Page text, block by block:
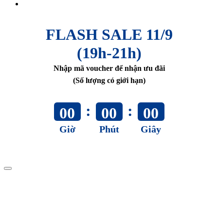
FLASH SALE 11/9
(19h-21h)
Nhập mã voucher để nhận ưu đãi
(Số lượng có giới hạn)
00
Giờ
: 00
Phút
: 00
Giây